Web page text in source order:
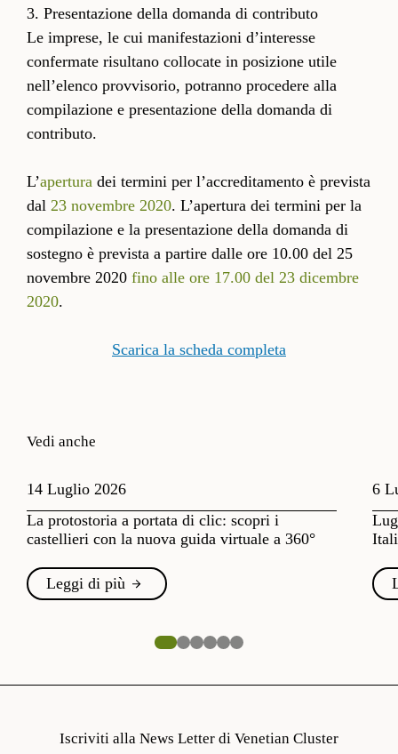
3. Presentazione della domanda di contributo
Le imprese, le cui manifestazioni d’interesse
confermate risultano collocate in posizione utile
nell’elenco provvisorio, potranno procedere alla
compilazione e presentazione della domanda di
contributo.
L’apertura dei termini per l’accreditamento è prevista
dal 23 novembre 2020. L’apertura dei termini per la
compilazione e la presentazione della domanda di
sostegno è prevista a partire dalle ore 10.00 del 25
novembre 2020 fino alle ore 17.00 del 23 dicembre
2020.
Scarica la scheda completa
Vedi anche
14 Luglio 2026
La protostoria a portata di clic: scopri i
castellieri con la nuova guida virtuale a 360°
Leggi di più
6
Iscriviti alla News Letter di Venetian Cluster